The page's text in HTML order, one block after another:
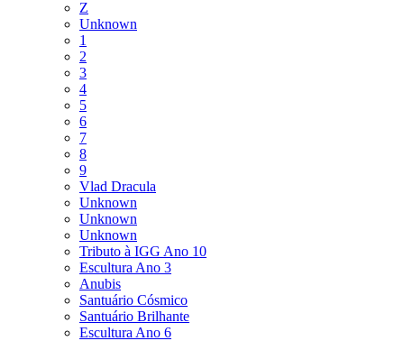
Z
Unknown
1
2
3
4
5
6
7
8
9
Vlad Dracula
Unknown
Unknown
Unknown
Tributo à IGG Ano 10
Escultura Ano 3
Anubis
Santuário Cósmico
Santuário Brilhante
Escultura Ano 6